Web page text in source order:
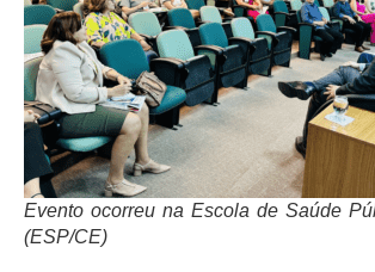
Evento ocorreu na Escola de Saúde
(ESP/CE)